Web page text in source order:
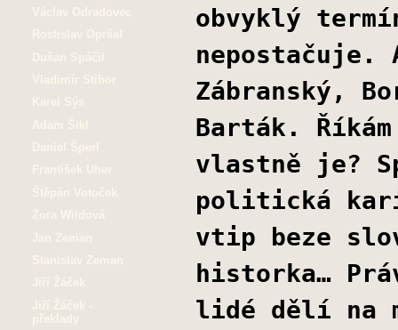
obvyklý
nepostačuje.
Zábranský,
Barták.
vlastně je?
politická
vtip beze
historka…
lidé dělí na